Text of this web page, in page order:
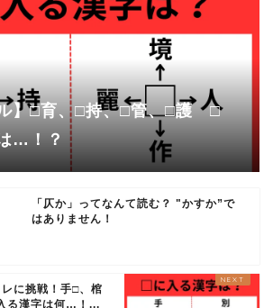
】□育、□持、□管、□護 □
…！？
「仄か」ってなんて読む？ "かすか”で
はありません！
レに挑戦！手□、棺
る漢字は何…！...